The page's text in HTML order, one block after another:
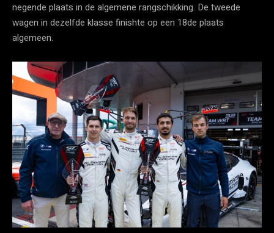
negende plaats in de algemene rangschikking. De tweede
wagen in dezelfde klasse finishte op een 18de plaats
algemeen.